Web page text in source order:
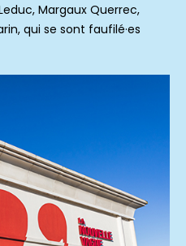
Margaux Querrec,
qui se sont faufilé·es